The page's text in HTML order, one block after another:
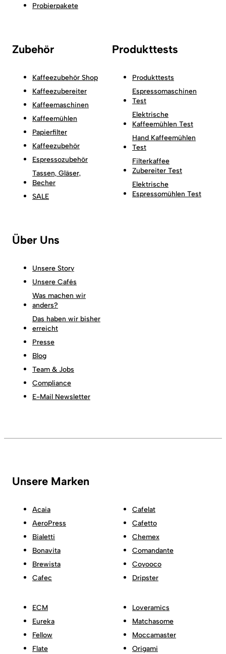
Probierpakete
Zubehör
Kaffeezubehör Shop
Kaffeezubereiter
Kaffeemaschinen
Kaffeemühlen
Papierfilter
Kaffeezubehör
Espressozubehör
Tassen, Gläser,
Becher
SALE
Produkttests
Produkttests
Espressomaschinen
Test
Elektrische
Kaffeemühlen Test
Hand Kaffeemühlen
Test
Filterkaffee
Zubereiter Test
Elektrische
Espressomühlen Test
Über Uns
Unsere Story
Unsere Cafés
Was machen wir
anders?
Das haben wir bisher
erreicht
Presse
Blog
Team & Jobs
Compliance
E-Mail Newsletter
Unsere Marken
Acaia
AeroPress
Bialetti
Bonavita
Brewista
Cafec
Cafelat
Cafetto
Chemex
Comandante
Coyooco
Dripster
ECM
Eureka
Fellow
Flate
Loveramics
Matchasome
Moccamaster
Origami